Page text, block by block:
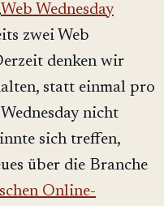
Web Wednesday
zwei Web
denken wir
statt einmal pro
nicht
sich treffen,
über die Branche
Online-